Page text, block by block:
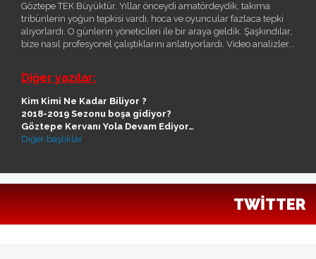
Göztepe TEK Büyüktür. Yıllar önceydi amatördeydik, takıma
tribünlerin yoğun tepkisi vardı, hoca ve oyuncular fazlaca tepki
alıyorlardı. O günlerin yöneticileri ile bir araya geldik. Şaşkındılar,
bize nasıl profesyonel çalıştıklarını anlatıyorlardı. Video analizler...
Diğer yazılar:
Kim Kimi Ne Kadar Biliyor ?
2018-2019 Sezonu boşa gidiyor?
Göztepe Kervanı Yola Devam Ediyor…
Diğer başlıklar
TWITTER